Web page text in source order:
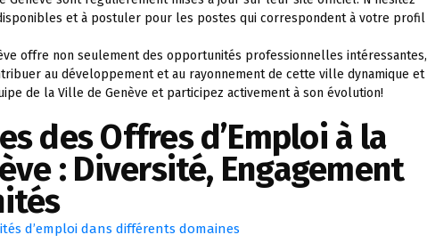
et à postuler pour les postes qui correspondent à votre profil
offre non seulement des opportunités professionnelles intéressantes,
au développement et au rayonnement de cette ville dynamique et
de la Ville de Genève et participez activement à son évolution!
des Offres d’Emploi à la
: Diversité, Engagement
d’emploi dans différents domaines